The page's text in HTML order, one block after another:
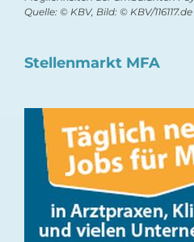
Quelle: © KBV, Bild: © KBV/116117.de
Stellenmarkt MFA